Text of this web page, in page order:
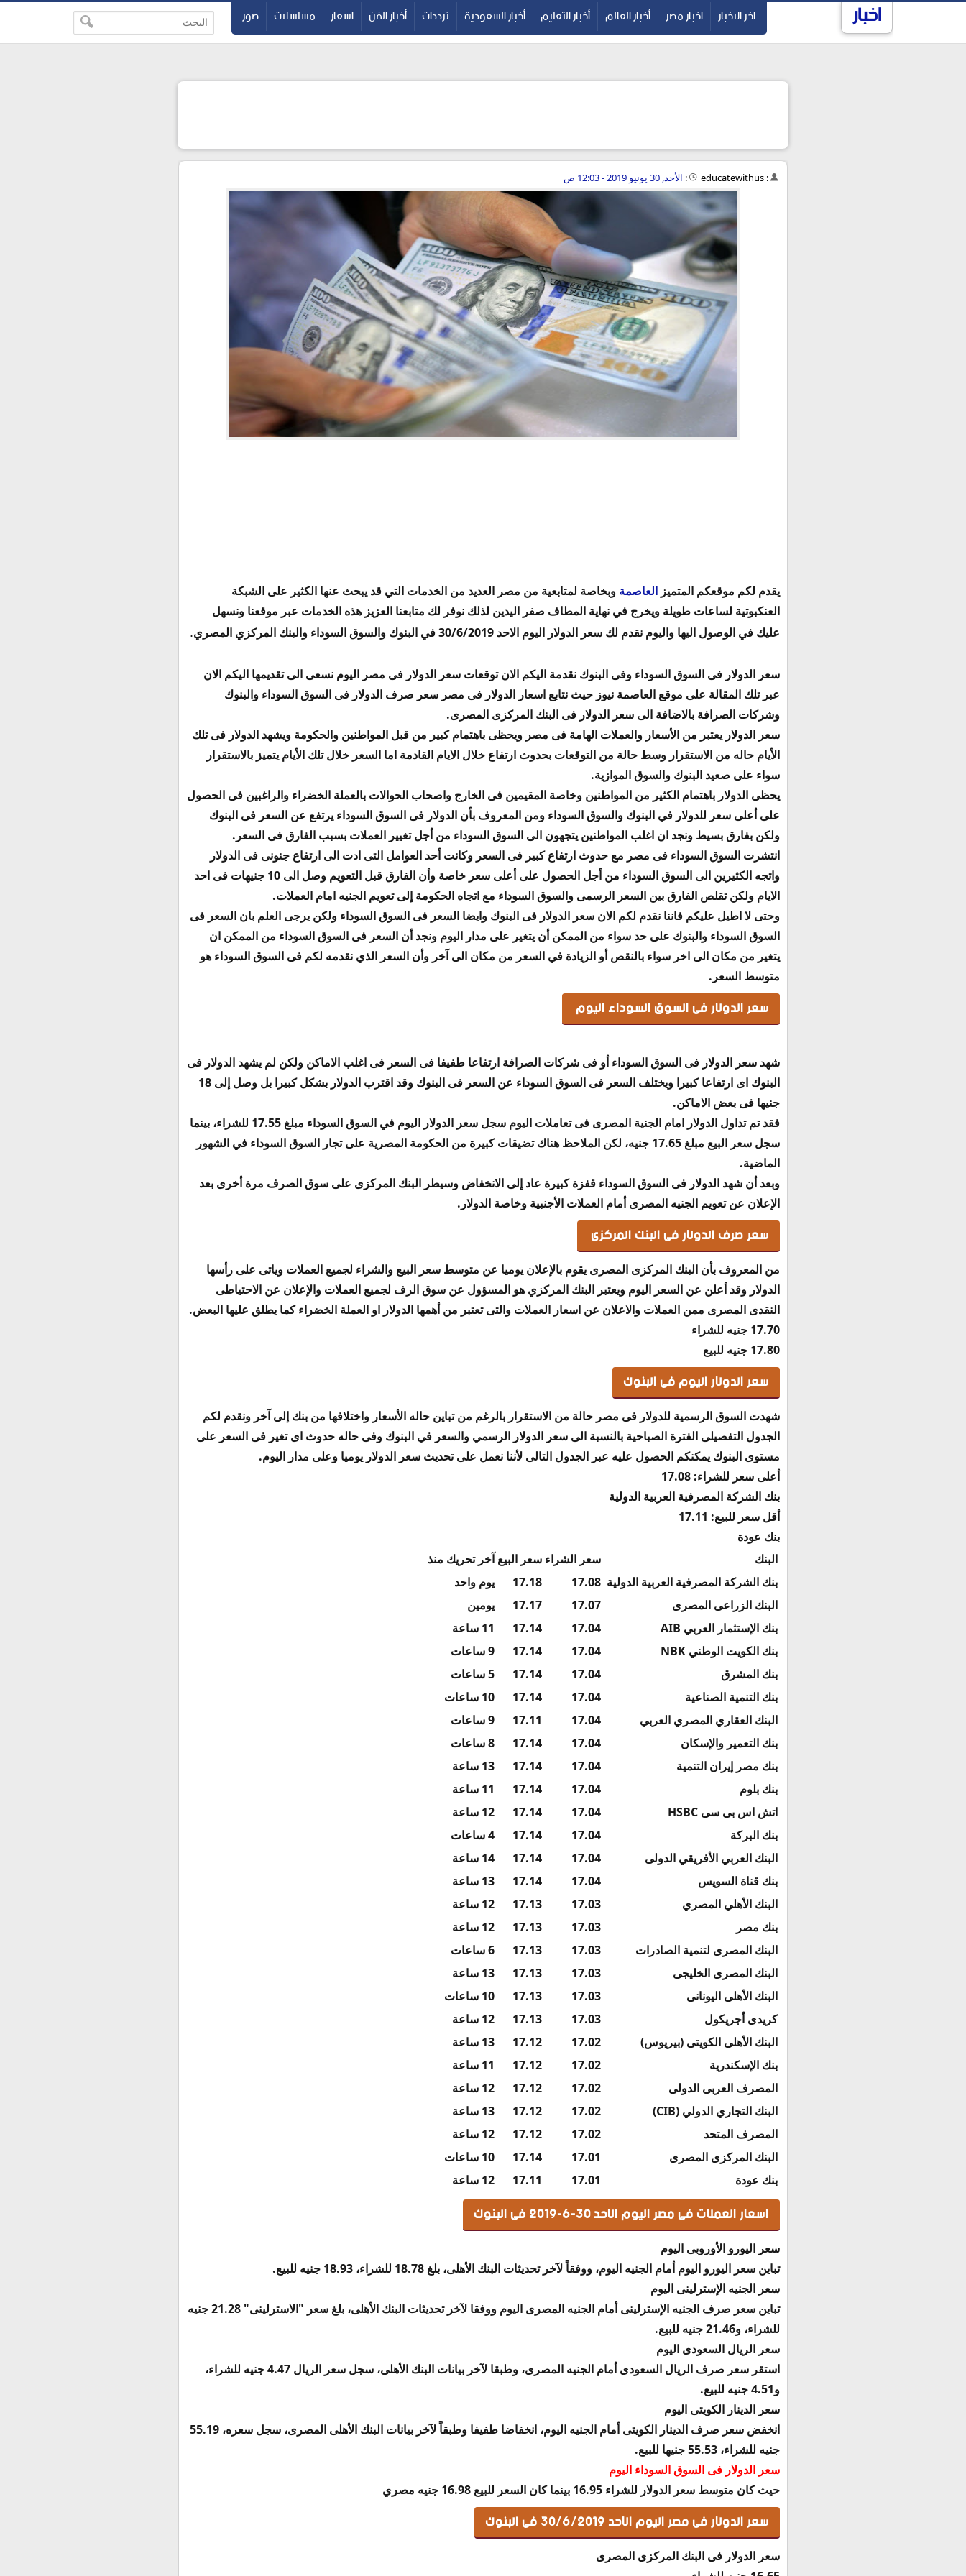
--> اخبار اخر الاخبار اخبار مصر أخبار العالم أخبار التعليم أخبار السعودية ترددات أخبار الفن اسعار مسلسلات صور
:
educatewithus
: الأحد, 30 يونيو 2019 - 12:03 ص
يقدم لكم موقعكم المتميز العاصمة وبخاصة لمتابعية من مصر العديد من الخدمات التي قد يبحث عنها الكثير على الشبكة
العنكبوتية لساعات طويلة ويخرج في نهاية المطاف صفر اليدين لذلك نوفر لك متابعنا العزيز هذه الخدمات عبر موقعنا ونسهل
عليك في الوصول اليها واليوم نقدم لك سعر الدولار اليوم الاحد 30/6/2019 في البنوك والسوق السوداء والبنك المركزي المصري .
سعر الدولار فى السوق السوداء وفى البنوك نقدمة اليكم الان توقعات سعر الدولار فى مصر اليوم نسعى الى تقديمها اليكم الان
عبر تلك المقالة على موقع العاصمة نيوز حيث نتابع اسعار الدولار فى مصر سعر صرف الدولار فى السوق السوداء والبنوك
وشركات الصرافة بالاضافة الى سعر الدولار فى البنك المركزى المصرى.
سعر الدولار يعتبر من الأسعار والعملات الهامة فى مصر ويحظى باهتمام كبير من قبل المواطنين والحكومة ويشهد الدولار فى تلك
الأيام حاله من الاستقرار وسط حالة من التوقعات بحدوث ارتفاع خلال الايام القادمة اما السعر خلال تلك الأيام يتميز بالاستقرار
سواء على صعيد البنوك والسوق الموازية.
يحظى الدولار باهتمام الكثير من المواطنين وخاصة المقيمين فى الخارج واصحاب الحوالات بالعملة الخضراء والراغبين فى الحصول
على أعلى سعر للدولار في البنوك والسوق السوداء ومن المعروف بأن الدولار فى السوق السوداء يرتفع عن السعر فى البنوك
ولكن بفارق بسيط ونجد ان اغلب المواطنين يتجهون الى السوق السوداء من أجل تغيير العملات بسبب الفارق فى السعر.
انتشرت السوق السوداء فى مصر مع حدوث ارتفاع كبير فى السعر وكانت أحد العوامل التى ادت الى ارتفاع جنونى فى الدولار
واتجه الكثيرين الى السوق السوداء من أجل الحصول على أعلى سعر خاصة وأن الفارق قبل التعويم وصل الى 10 جنيهات فى احد
الايام ولكن تقلص الفارق بين السعر الرسمى والسوق السوداء مع اتجاه الحكومة إلى تعويم الجنيه امام العملات.
وحتى لا اطيل عليكم فاننا نقدم لكم الان سعر الدولار فى البنوك وايضا السعر فى السوق السوداء ولكن يرجى العلم بان السعر فى
السوق السوداء والبنوك على حد سواء من الممكن أن يتغير على مدار اليوم ونجد أن السعر فى السوق السوداء من الممكن ان
يتغير من مكان الى اخر سواء بالنقص أو الزيادة في السعر من مكان الى آخر وأن السعر الذي نقدمه لكم فى السوق السوداء هو
متوسط السعر.
سعر الدولار فى السوق السوداء اليوم
شهد سعر الدولار فى السوق السوداء أو فى شركات الصرافة ارتفاعا طفيفا فى السعر فى اغلب الاماكن ولكن لم يشهد الدولار فى
البنوك اى ارتفاعا كبيرا ويختلف السعر فى السوق السوداء عن السعر فى البنوك وقد اقترب الدولار بشكل كبيرا بل وصل إلى 18
جنيها فى بعض الاماكن.
فقد تم تداول الدولار امام الجنية المصرى فى تعاملات اليوم سجل سعر الدولار اليوم في السوق السوداء مبلغ 17.55 للشراء، بينما
سجل سعر البيع مبلغ 17.65 جنيه، لكن الملاحظ هناك تضيقات كبيرة من الحكومة المصرية على تجار السوق السوداء في الشهور
الماضية.
وبعد أن شهد الدولار فى السوق السوداء قفزة كبيرة عاد إلى الانخفاض وسيطر البنك المركزى على سوق الصرف مرة أخرى بعد
الإعلان عن تعويم الجنيه المصرى أمام العملات الأجنبية وخاصة الدولار.
سعر صرف الدولار فى البنك المركزى
من المعروف بأن البنك المركزى المصرى يقوم بالإعلان يوميا عن متوسط سعر البيع والشراء لجميع العملات وياتى على رأسها
الدولار وقد أعلن عن السعر اليوم ويعتبر البنك المركزي هو المسؤول عن سوق الرف لجميع العملات والإعلان عن الاحتياطى
النقدى المصرى ممن العملات والاعلان عن اسعار العملات والتى تعتبر من أهمها الدولار او العملة الخضراء كما يطلق عليها البعض.
17.70 جنيه للشراء
17.80 جنيه للبيع
سعر الدولار اليوم فى البنوك
شهدت السوق الرسمية للدولار فى مصر حالة من الاستقرار بالرغم من تباين حاله الأسعار واختلافها من بنك إلى آخر ونقدم لكم
الجدول التفصيلى الفترة الصباحية بالنسبة الى سعر الدولار الرسمي والسعر في البنوك وفى حاله حدوث اى تغير فى السعر على
مستوى البنوك يمكنكم الحصول عليه عبر الجدول التالى لأننا نعمل على تحديث سعر الدولار يوميا وعلى مدار اليوم.
أعلى سعر للشراء: 17.08
بنك الشركة المصرفية العربية الدولية
أقل سعر للبيع: 17.11
بنك عودة
البنك
سعر الشراء سعر البيع آخر تحريك منذ
بنك الشركة المصرفية العربية الدولية 17.08
17.18
يوم واحد
البنك الزراعى المصرى
17.07
17.17
يومين
بنك الإستثمار العربي AIB
17.04
17.14
11 ساعة
بنك الكويت الوطني NBK
17.04
17.14
9 ساعات
بنك المشرق
17.04
17.14
5 ساعات
بنك التنمية الصناعية
17.04
17.14
10 ساعات
البنك العقاري المصري العربي
17.04
17.11
9 ساعات
بنك التعمير والإسكان
17.04
17.14
8 ساعات
بنك مصر إيران التنمية
17.04
17.14
13 ساعة
بنك بلوم
17.04
17.14
11 ساعة
اتش اس بى سى HSBC
17.04
17.14
12 ساعة
بنك البركة
17.04
17.14
4 ساعات
البنك العربي الأفريقي الدولى
17.04
17.14
14 ساعة
بنك قناة السويس
17.04
17.14
13 ساعة
البنك الأهلي المصري
17.03
17.13
12 ساعة
بنك مصر
17.03
17.13
12 ساعة
البنك المصرى لتنمية الصادرات
17.03
17.13
6 ساعات
البنك المصرى الخليجى
17.03
17.13
13 ساعة
البنك الأهلى اليونانى
17.03
17.13
10 ساعات
كريدى أجريكول
17.03
17.13
12 ساعة
البنك الأهلى الكويتى (بيريوس)
17.02
17.12
13 ساعة
بنك الإسكندرية
17.02
17.12
11 ساعة
المصرف العربى الدولى
17.02
17.12
12 ساعة
البنك التجاري الدولي (CIB)
17.02
17.12
13 ساعة
المصرف المتحد
17.02
17.12
12 ساعة
البنك المركزى المصرى
17.01
17.14
10 ساعات
بنك عودة
17.01
17.11 12 ساعة
اسعار العملات فى مصر اليوم الاحد 30-6-2019 فى البنوك
سعر اليورو الأوروبى اليوم
تباين سعر اليورو اليوم أمام الجنيه اليوم، ووفقاً لآخر تحديثات البنك الأهلى، بلغ 18.78 للشراء، 18.93 جنيه للبيع.
سعر الجنيه الإسترلينى اليوم
تباين سعر صرف الجنيه الإسترلينى أمام الجنيه المصرى اليوم ووفقا لآخر تحديثات البنك الأهلى، بلغ سعر "الاسترلينى" 21.28 جنيه
للشراء، و21.46 جنيه للبيع.
سعر الريال السعودى اليوم
استقر سعر صرف الريال السعودى أمام الجنيه المصرى، وطبقا لآخر بيانات البنك الأهلى، سجل سعر الريال 4.47 جنيه للشراء،
و4.51 جنيه للبيع.
سعر الدينار الكويتى اليوم
انخفض سعر صرف الدينار الكويتى أمام الجنيه اليوم، انخفاضا طفيفا وطبقاً لآخر بيانات البنك الأهلى المصرى، سجل سعره، 55.19
جنيه للشراء، 55.53 جنيها للبيع.
سعر الدولار فى السوق السوداء اليوم
حيث كان متوسط سعر الدولار للشراء 16.95 بينما كان السعر للبيع 16.98 جنيه مصري
سعر الدولار فى مصر اليوم الاحد 30/6/2019 فى البنوك
سعر الدولار فى البنك المركزى المصرى